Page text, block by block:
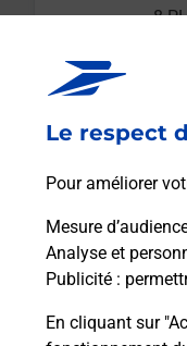
Le respect
Pour améliorer
Mesure
Analyse et
Publicité :
En cliquant sur
8